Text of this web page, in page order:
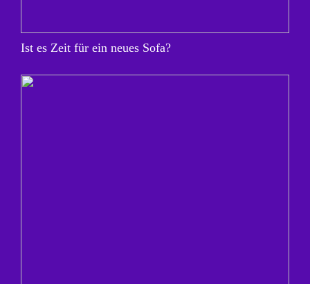
Ist es Zeit für ein neues Sofa?